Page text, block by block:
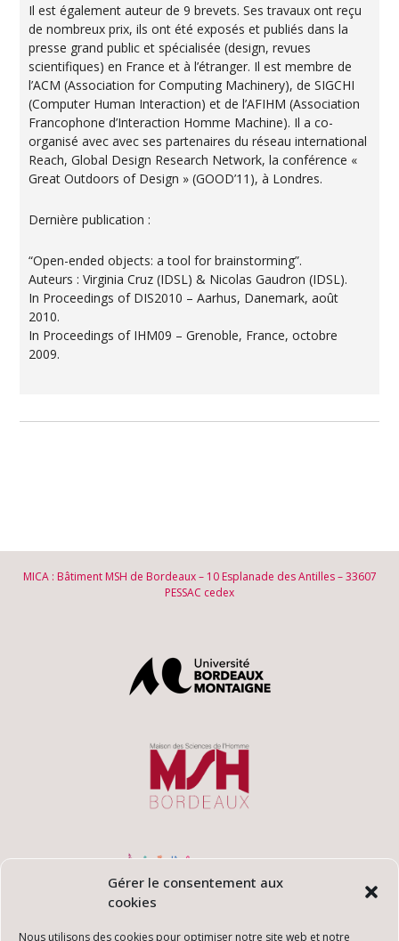
Gérer le consentement aux
cookies
Nous utilisons des cookies pour optimiser notre site web et notre
Il est également auteur de 9 brevets. Ses travaux ont reçu
de nombreux prix, ils ont été exposés et publiés dans la
presse grand public et spécialisée (design, revues
scientifiques) en France et à l’étranger. Il est membre de
l’ACM (Association for Computing Machinery), de SIGCHI
(Computer Human Interaction) et de l’AFIHM (Association
Francophone d’Interaction Homme Machine). Il a co-
organisé avec avec ses partenaires du réseau international
Reach, Global Design Research Network, la conférence «
Great Outdoors of Design » (GOOD’11), à Londres.
Dernière publication :
“Open-ended objects: a tool for brainstorming”.
Auteurs : Virginia Cruz (IDSL) & Nicolas Gaudron (IDSL).
In Proceedings of DIS2010 – Aarhus, Danemark, août
2010.
In Proceedings of IHM09 – Grenoble, France, octobre
2009.
MICA : Bâtiment MSH de Bordeaux – 10 Esplanade des Antilles – 33607
PESSAC cedex